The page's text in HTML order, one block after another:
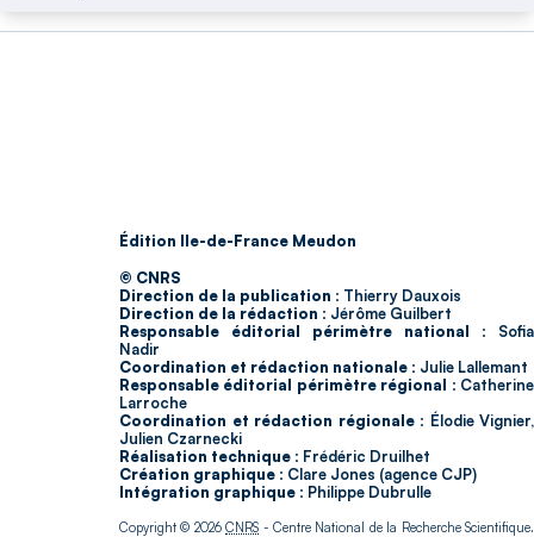
Édition Ile-de-France Meudon
© CNRS
Direction de la publication : Thierry Dauxois
Direction de la rédaction : Jérôme Guilbert
Responsable éditorial périmètre national : Sofia
Nadir
Coordination et rédaction nationale : Julie Lallemant
Responsable éditorial périmètre régional : Catherine
Larroche
Coordination et rédaction régionale : Élodie Vignier,
Julien Czarnecki
Réalisation technique : Frédéric Druilhet
Création graphique : Clare Jones (agence CJP)
Intégration graphique : Philippe Dubrulle
Copyright © 2026CNRS - Centre National de la Recherche Scientifique.